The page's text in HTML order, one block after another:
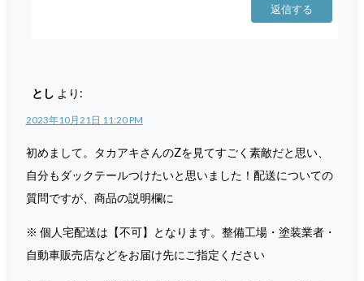
返信する
とし より:
2023年10月21日 11:20 PM
初めまして。タカアキさんのZを見てすごく素敵だと思い、
自分もダックテールつけたいと思いました！配送についての
質問ですが、商品の説明欄に
※ 個人宅配送は【不可】となります。整備工場・塗装業者・
自動車販売店などをお届け先にご指定ください